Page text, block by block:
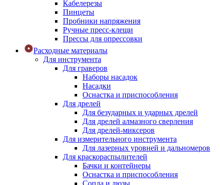
Кабелерезы
Пинцеты
Пробники напряжения
Ручные пресс-клещи
Прессы для опрессовки
Расходные материалы
Для инструмента
Для граверов
Наборы насадок
Насадки
Оснастка и приспособления
Для дрелей
Для безударных и ударных дрелей
Для дрелей алмазного сверления
Для дрелей-миксеров
Для измерительного инструмента
Для лазерных уровней и дальномеров
Для краскораспылителей
Бачки и контейнеры
Оснастка и приспособления
Сопла и дюзы